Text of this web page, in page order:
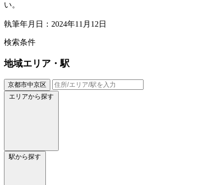
い。
執筆年月日：2024年11月12日
検索条件
地域エリア・駅
京都市中京区
エリアから探す
駅から探す